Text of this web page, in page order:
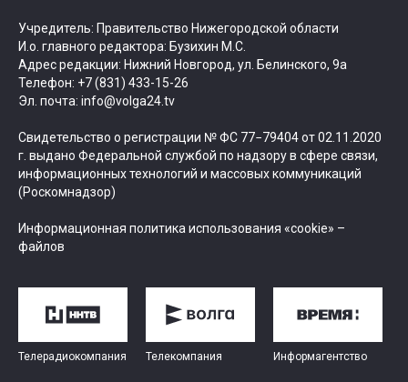
Учредитель: Правительство Нижегородской области
И.о. главного редактора: Бузихин М.С.
Адрес редакции: Нижний Новгород, ул. Белинского, 9а
Телефон: +7 (831) 433-15-26
Эл. почта: info@volga24.tv
Свидетельство о регистрации № ФС 77−79404 от 02.11.2020
г. выдано Федеральной службой по надзору в сфере связи,
информационных технологий и массовых коммуникаций
(Роскомнадзор)
Информационная политика использования «cookie» –
файлов
Телерадиокомпания Телекомпания Информагентство